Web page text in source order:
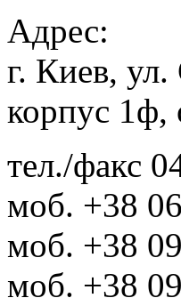
Адрес:
г. Киев,
корпус 1ф,
тел./факс
моб. +38
моб. +38
моб. +38